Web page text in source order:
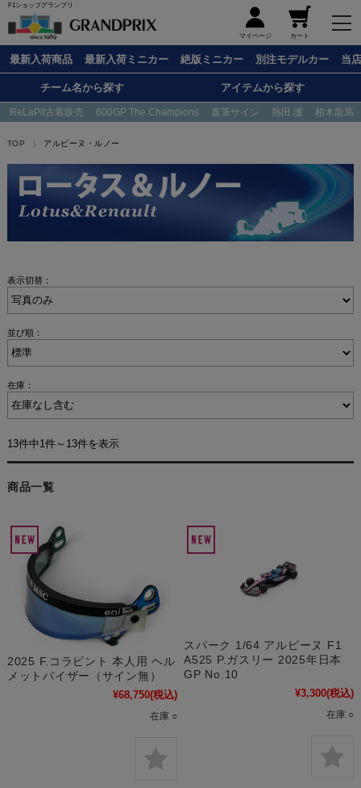
F1ショップグランプリ
マイページ カート
最新入荷商品 最新入荷ミニカー 絶版ミニカー 別注モデルカー 当
チーム名から探す アイテムから探す
ReLaPit古着販売 600GP The Champions 直筆サイン 熱田 護 柏木龍馬
TOP アルピーヌ・ルノー
表示切替：
並び順：
在庫：
13件中1件～13件を表示
商品一覧
2025 F.コラピント 本人用 ヘル
メットバイザー（サイン無）
¥68,750(税込)
在庫 ○
スパーク 1/64 アルピーヌ F1
A525 P.ガスリー 2025年日本
GP No.10
¥3,300(税込)
在庫 ○